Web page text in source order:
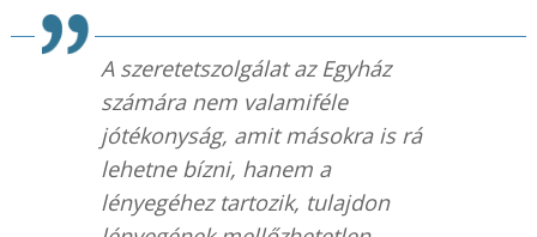
A szeretetszolgálat az Egyház
számára nem valamiféle
jótékonyság, amit másokra is rá
lehetne bízni, hanem a
lényegéhez tartozik, tulajdon